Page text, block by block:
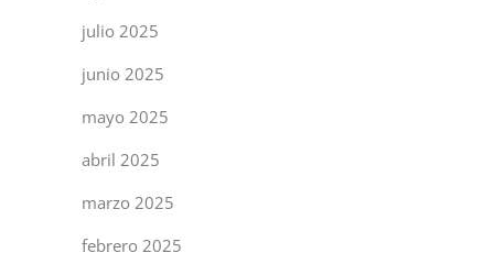
julio 2025
junio 2025
mayo 2025
abril 2025
marzo 2025
febrero 2025